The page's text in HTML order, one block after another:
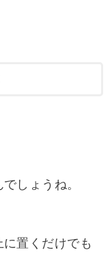
しょうね。
置くだけでも